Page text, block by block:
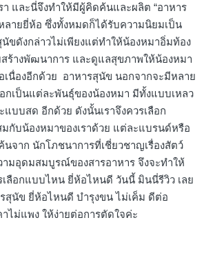
า และนี่จึงทำให้มีผู้คิดค้นและผลิต “อาหาร
ลายยี่ห้อ ซึ่งทั้งหมดก็ได้รับความนิยมเป็น
ขดังกล่าวไม่เพียงแต่ทำให้น้องหมาอิ่มท้อง
สร้างพัฒนาการ และดูแลสุขภาพให้น้องหมา
นื่องอีกด้วย อาหารสุนัข นอกจากจะมีหลาย
กเป็นแต่ละพันธุ์ของน้องหมา มีทั้งแบบเหลว
บบสด อีกด้วย ดังนั้นเราจึงควรเลือก
มกับน้องหมาของเราด้วย แต่ละแบรนด์หรือ
จาก นักโภชนาการที่เชี่ยวชาญเรื่องสัตว์
ามอุดมสมบูรณ์ของสารอาหาร จึงจะทำให้
เลือกแบบไหน ยี่ห้อไหนดี วันนี้ มินนี่รีวิว เลย
สุนัข ยี่ห้อไหนดี บำรุงขน ไม่เค็ม ดีต่อ
ไม่แพง ให้ง่ายต่อการตัดใจค่ะ